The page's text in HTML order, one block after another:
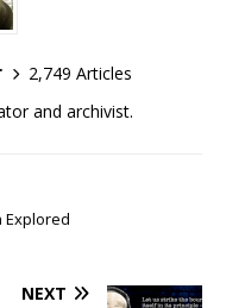
2,749 Articles
and archivist.
Explored
NEXT